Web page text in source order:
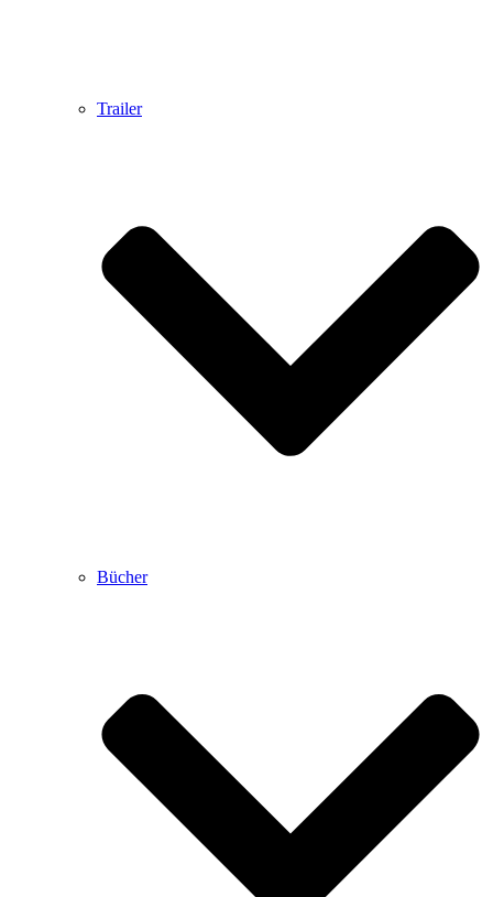
Trailer
Bücher